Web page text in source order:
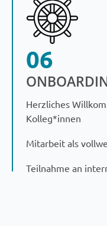
06
Herzliches
Kolleg*innen
Mitarbeit als
Teilnahme an